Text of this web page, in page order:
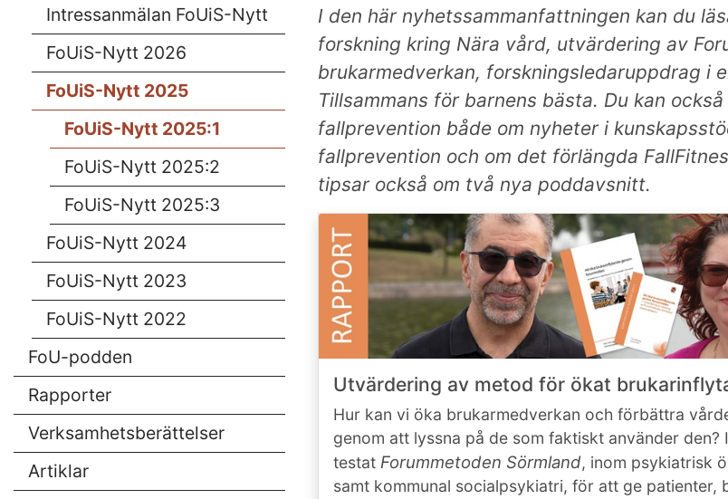
Intressanmälan FoUiS-Nytt
FoUiS-Nytt 2026
FoUiS-Nytt 2025
FoUiS-Nytt 2025:1
FoUiS-Nytt 2025:2
FoUiS-Nytt 2025:3
FoUiS-Nytt 2024
FoUiS-Nytt 2023
FoUiS-Nytt 2022
FoU-podden
Rapporter
Verksamhetsberättelser
Artiklar
I den här nyhetssammanfattningen kan du
forskning kring Nära vård, utvärdering av
brukarmedverkan, forskningsledaruppdrag i
Tillsammans för barnens bästa. Du kan också
fallprevention både om nyheter i
fallprevention och om det förlängda
tipsar också om två nya poddavsnitt.
Utvärdering av metod för ökat
Hur kan vi öka brukarmedverkan och förbättra
genom att lyssna på de som faktiskt använder den?
testat Forummetoden Sörmland, inom psykiatrisk
samt kommunal socialpsykiatri, för att ge patienter,